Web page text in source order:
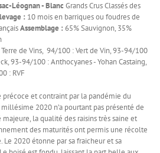
Léognan - Blanc Grands Crus Classés des
: 10 mois en barriques ou foudres de
Assemblage : 65% Sauvignon, 35%
de Vins, 94/100 : Vert de Vin, 93-94/100
93-94/100 : Anthocyanes - Yohan Castaing,
: RVF
précoce et contraint par la pandémie du
2020 n’a pourtant pas présenté de
la qualité des raisins très saine et
des maturités ont permis une récolte
Le 2020 étonne par sa fraicheur et sa